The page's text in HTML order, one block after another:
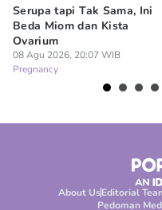
Serupa tapi Tak Sama, Ini
Beda Miom dan Kista
Ovarium
08 Agu 2026, 20:07 WIB
Pregnancy
About UsEditorial
Pedoman